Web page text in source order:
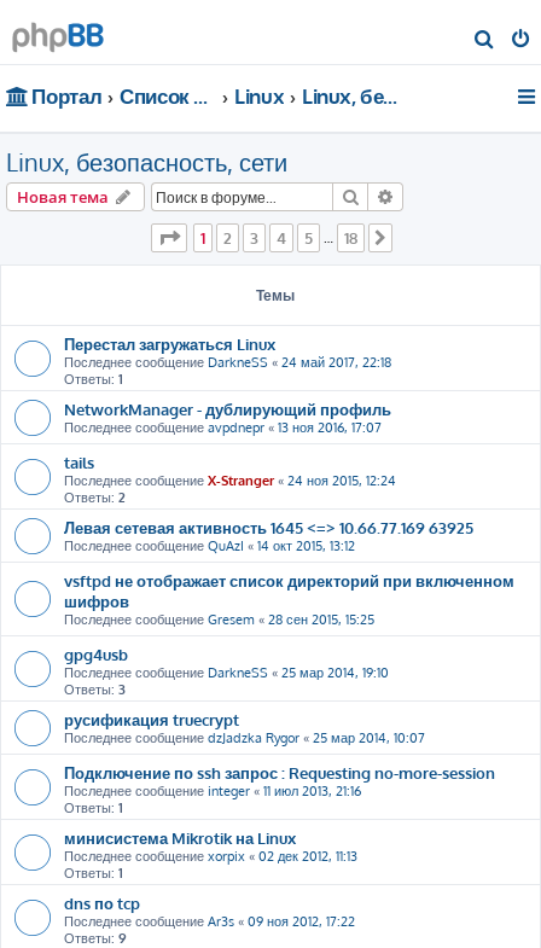
о
Портал Список форумов Linux Linux, безопасность, сети
Linux, безопасность, сети
Новая тема Поиск
Страница из 18
1 2 3 4 5 … 18
Темы
Перестал загружаться Linux
Последнее сообщение DarkneSS « 24 май 2017, 22:18
Ответы: 1
NetworkManager - дублирующий профиль
Последнее сообщение avpdnepr « 13 ноя 2016, 17:07
tails
Последнее сообщение X-Stranger« 24 ноя 2015, 12:24
Ответы: 2
Левая сетевая активность 1645 <=> 10.66.77.169 63925
Последнее сообщение QuAzI « 14 окт 2015, 13:12
vsftpd не отображает список директорий при включенном
шифров
Последнее сообщение Gresem « 28 сен 2015, 15:25
gpg4usb
Последнее сообщение DarkneSS « 25 мар 2014, 19:10
Ответы: 3
русификация truecrypt
Последнее сообщение dzJadzka Rygor « 25 мар 2014, 10:07
Подключение по ssh запрос : Requesting no-more-session
Последнее сообщение integer « 11 июл 2013, 21:16
Ответы: 1
минисистема Mikrotik на Linux
Последнее сообщение xorpix « 02 дек 2012, 11:13
Ответы: 1
dns по tcp
Последнее сообщение Ar3s « 09 ноя 2012, 17:22
Ответы: 9